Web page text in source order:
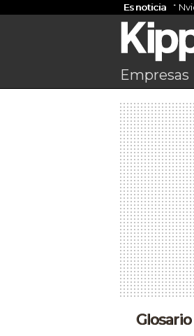
Es noticia
Empresas
Glosario